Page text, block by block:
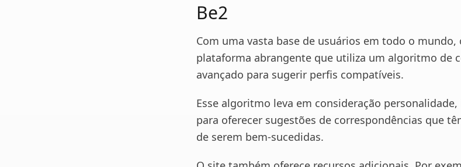
Be2
Com uma vasta base de usuários em todo o mundo,
plataforma abrangente que utiliza um algoritmo de
avançado para sugerir perfis compatíveis.
Esse algoritmo leva em consideração
para oferecer sugestões de correspondências que
de serem bem-sucedidas.